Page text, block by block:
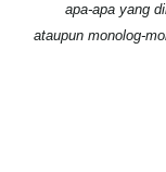
apa-apa yang
ataupun monolog-